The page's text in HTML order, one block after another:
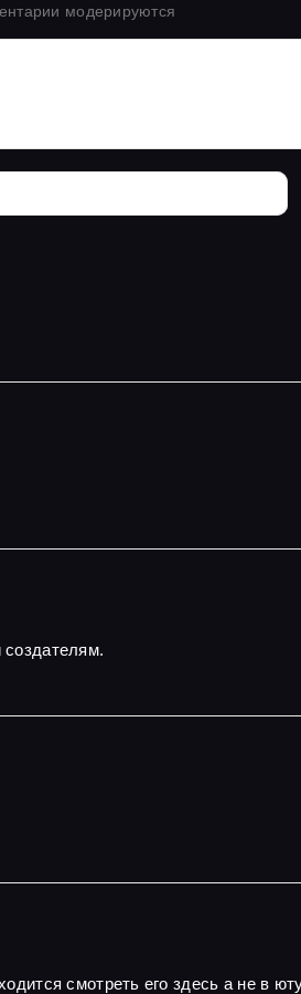
модерируются
смотреть его здесь а не в